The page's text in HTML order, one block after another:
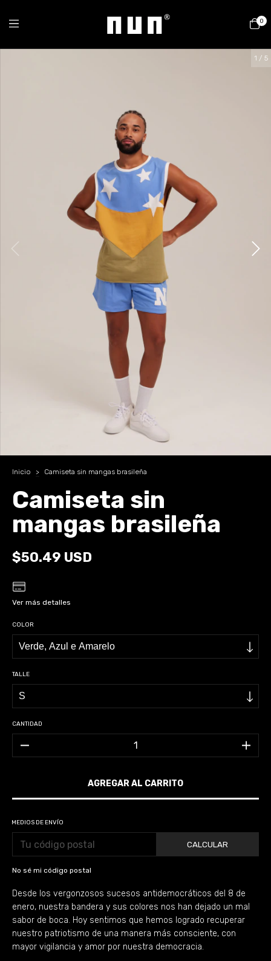
0
1 / 5
Inicio > Camiseta sin mangas brasileña
Camiseta sin
mangas brasileña
$50.49 USD
Ver más detalles
COLOR
TALLE
CANTIDAD
MEDIOS DE ENVÍO
CALCULAR
No sé mi código postal
Desde los vergonzosos sucesos antidemocráticos del 8 de
enero, nuestra bandera y sus colores nos han dejado un mal
sabor de boca. Hoy sentimos que hemos logrado recuperar
nuestro patriotismo de una manera más consciente, con
mayor vigilancia y amor por nuestra democracia.